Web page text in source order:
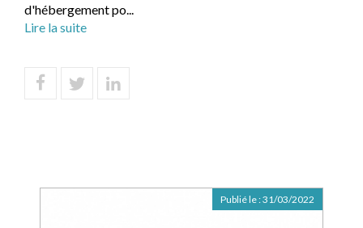
d'hébergement po...
Lire la suite
Publié le :31/03/2022